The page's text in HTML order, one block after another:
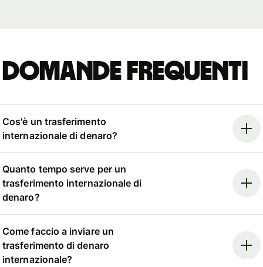
Domande frequenti
Cos'è un trasferimento
internazionale di denaro?
Quanto tempo serve per un
trasferimento internazionale di
denaro?
Come faccio a inviare un
trasferimento di denaro
internazionale?